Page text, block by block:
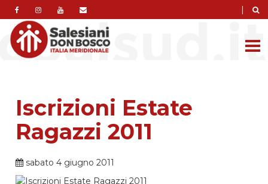
|
Iscrizioni Estate
Ragazzi 2011
sabato 4 giugno 2011